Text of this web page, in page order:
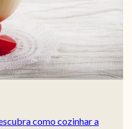
como cozinhar a